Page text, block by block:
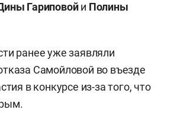
Гариповойи Полины
ранее уже заявляли
Самойловой во въезде
в конкурсе из-за того, что